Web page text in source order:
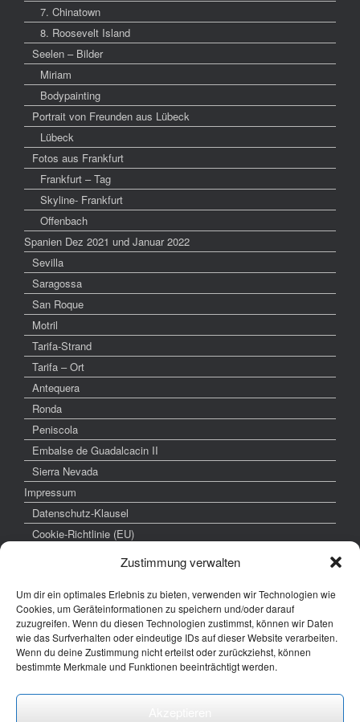
Zustimmung verwalten
Um dir ein optimales Erlebnis zu bieten, verwenden wir Technologien wie
Cookies, um Geräteinformationen zu speichern und/oder darauf
zuzugreifen. Wenn du diesen Technologien zustimmst, können wir Daten
wie das Surfverhalten oder eindeutige IDs auf dieser Website verarbeiten.
Wenn du deine Zustimmung nicht erteilst oder zurückziehst, können
bestimmte Merkmale und Funktionen beeinträchtigt werden.
7. Chinatown
8. Roosevelt Island
Seelen – Bilder
Miriam
Bodypainting
Portrait von Freunden aus Lübeck
Lübeck
Fotos aus Frankfurt
Frankfurt – Tag
Skyline- Frankfurt
Offenbach
Spanien Dez 2021 und Januar 2022
Sevilla
Saragossa
San Roque
Motril
Tarifa-Strand
Tarifa – Ort
Antequera
Ronda
Peniscola
Embalse de Guadalcacin II
Sierra Nevada
Impressum
Datenschutz-Klausel
Cookie-Richtlinie (EU)
weitere interessante Links
www.hochzeitsfoto-tk.de
www.fotografie-kraemer.de